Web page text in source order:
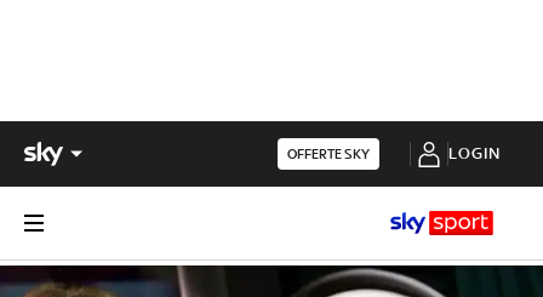
OFFERTE SKY LOGIN